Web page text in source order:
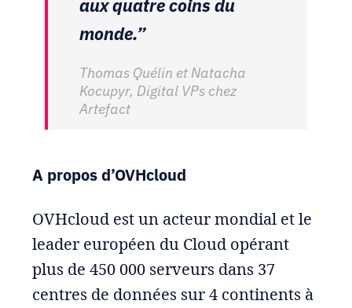
aux quatre coins du
monde.”
Thomas Quélin et Natacha
Kocupyr, Digital VPs chez
Artefact
A propos d’OVHcloud
OVHcloud est un acteur mondial et le
leader européen du Cloud opérant
plus de 450 000 serveurs dans 37
centres de données sur 4 continents à